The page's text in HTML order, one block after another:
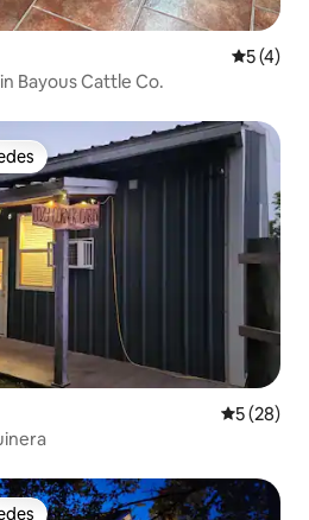
5 (4)
Bayous Cattle Co.
más destacados
5 (28)